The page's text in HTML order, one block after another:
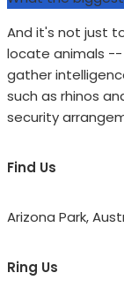
And it's not just
locate animals
gather
such as rhinos
security
Find Us
Arizona Park,
Ring Us